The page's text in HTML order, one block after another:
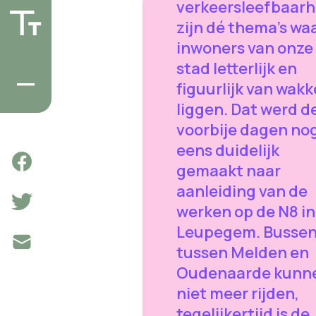
zijn dé thema’s
inwoners van onze
stad letterlijk en
figuurlijk van
liggen. Dat werd
voorbije dagen
eens duidelijk
gemaakt naar
aanleiding van de
werken op de N8 in
Leupegem. Bussen
tussen Melden en
Oudenaarde
niet meer rijden,